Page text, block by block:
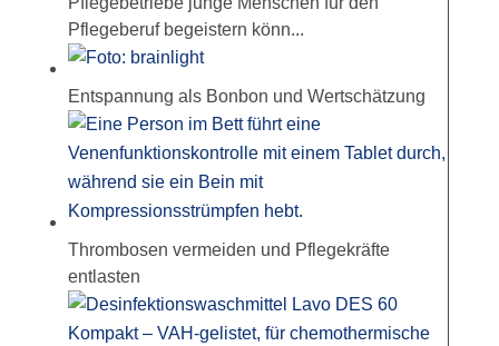
Pflegeberuf begeistern könn...
Entspannung als Bonbon und Wertschätzung
Thrombosen vermeiden und Pflegekräfte
entlasten